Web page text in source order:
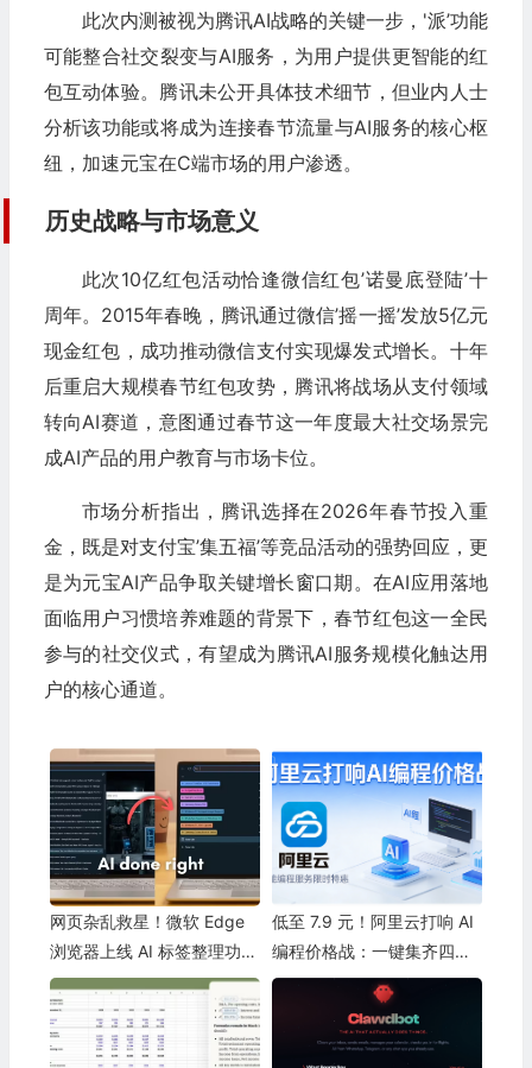
此次内测被视为腾讯AI战略的关键一步，'派’功能
可能整合社交裂变与AI服务，为用户提供更智能的红
包互动体验。腾讯未公开具体技术细节，但业内人士
分析该功能或将成为连接春节流量与AI服务的核心枢
纽，加速元宝在C端市场的用户渗透。
历史战略与市场意义
此次10亿红包活动恰逢微信红包’诺曼底登陆’十
周年。2015年春晚，腾讯通过微信’摇一摇’发放5亿元
现金红包，成功推动微信支付实现爆发式增长。十年
后重启大规模春节红包攻势，腾讯将战场从支付领域
转向AI赛道，意图通过春节这一年度最大社交场景完
成AI产品的用户教育与市场卡位。
市场分析指出，腾讯选择在2026年春节投入重
金，既是对支付宝’集五福’等竞品活动的强势回应，更
是为元宝AI产品争取关键增长窗口期。在AI应用落地
面临用户习惯培养难题的背景下，春节红包这一全民
参与的社交仪式，有望成为腾讯AI服务规模化触达用
户的核心通道。
网页杂乱救星！微软 Edge
浏览器上线 AI 标签整理功
能：秒速归类海量页面
低至 7.9 元！阿里云打响 AI
编程价格战：一键集齐四大
国产“顶流”模型，Qwen3.5
刷新同级纪录